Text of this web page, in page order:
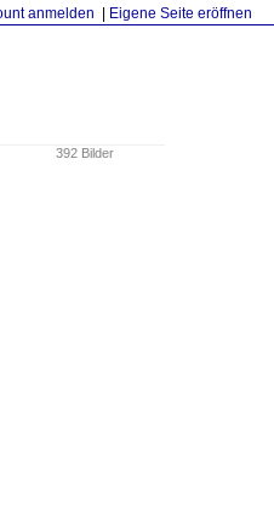
anmelden Eigene Seite eröffnen
392 Bilder